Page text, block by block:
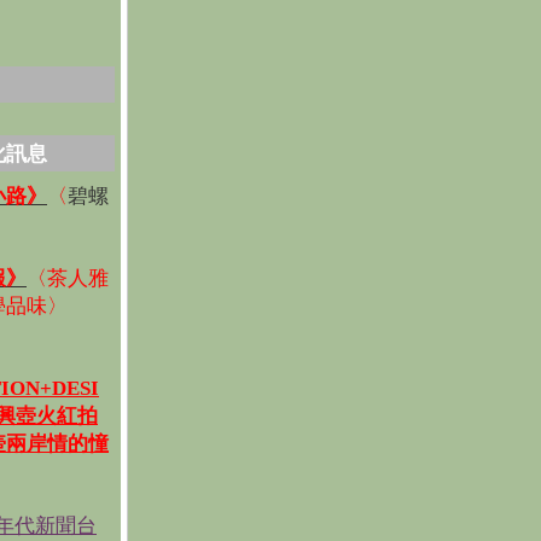
訊息
》 〈碧螺
〈茶人雅
味〉
壺火紅拍
岸情的憧
代新聞台